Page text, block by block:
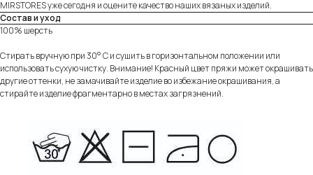
MIRSTORES уже сегодня и оцените качество наших вязаных изделий.
Состав и уход
100% шерсть
Стирать вручную при 30° C и сушить в горизонтальном положении или
использовать сухую чистку. Внимание! Красный цвет пряжи может окрашивать
другие оттенки, не замачивайте изделие во избежание окрашивания, а
стирайте изделие фрагментарно в местах загрязнений.